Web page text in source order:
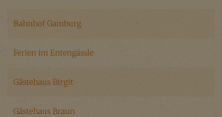
Bahnhof Gamburg
Ferien im Entengässle
Gästehaus Birgit
Gästehaus Braun